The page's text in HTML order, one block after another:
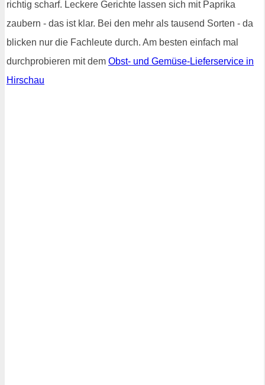
richtig scharf. Leckere Gerichte lassen sich mit Paprika
zaubern - das ist klar. Bei den mehr als tausend Sorten - da
blicken nur die Fachleute durch. Am besten einfach mal
durchprobieren mit dem Obst- und Gemüse-Lieferservice in
Hirschau